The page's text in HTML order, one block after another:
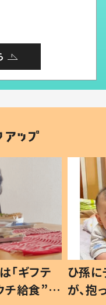
「ギフテ
チ給食”を
ひ孫
が、